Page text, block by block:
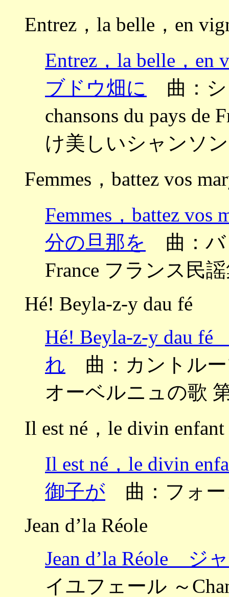
Entrez，la belle，en
Entrez，la belle，
ブドウ畑に 曲：シ
chansons du pays
け美しいシャンソン
Femmes，battez vos
Femmes，battez
分の旦那を
曲：バ
France フランス民
Hé! Beyla-z-y dau fé
Hé! Beyla-z-y dau
れ 曲：カントルー
オーベルニュの歌
Il est né，le divin enfant
Il est né，le divin
御子が 曲：フォ
Jean d’la Réole
Jean d’la Réole ジ
イユフェール ～